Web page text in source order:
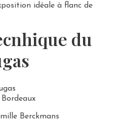
idéale à flanc de
du
Berckmans